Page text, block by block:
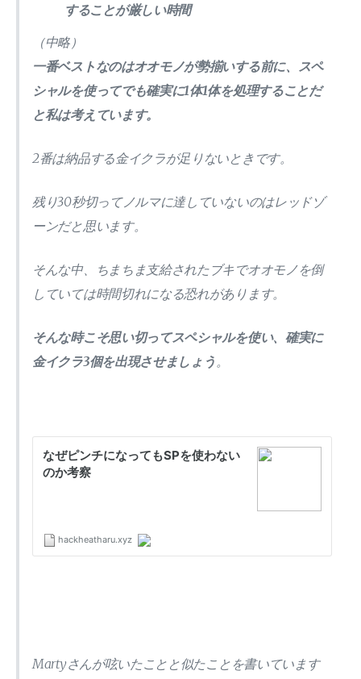
することが厳しい時間
（中略）
一番ベストなのはオオモノが勢揃いする前に、スペ
シャルを使ってでも確実に1体1体を処理することだ
と私は考えています。
2番は納品する金イクラが足りないときです。
残り30秒切ってノルマに達していないのはレッドゾ
ーンだと思います。
そんな中、ちまちま支給されたブキでオオモノを倒
していては時間切れになる恐れがあります。
そんな時こそ思い切ってスペシャルを使い、確実に
金イクラ3個を出現させましょう。
Martyさんが呟いたことと似たことを書いています